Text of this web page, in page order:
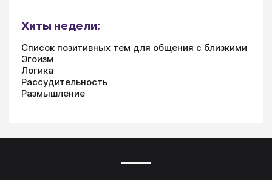
Хиты недели:
Список позитивных тем для общения с близкими
Эгоизм
Логика
Рассудительность
Размышление